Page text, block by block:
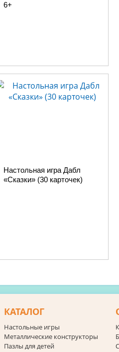
6+
Настольная игра Дабл
«Сказки» (30 карточек)
КАТАЛОГ
Настольные игры
Металлические конструкторы
Пазлы для детей